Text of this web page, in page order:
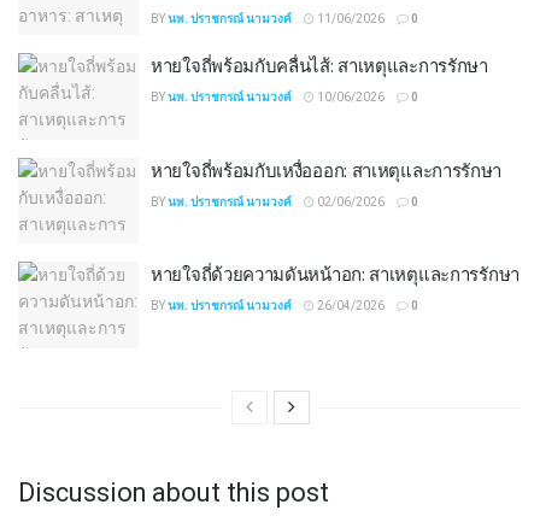
BYนพ. ปราชกรณ์ นามวงค์ 11/06/2026 0
หายใจถี่พร้อมกับคลื่นไส้: สาเหตุและการรักษา
BYนพ. ปราชกรณ์ นามวงค์ 10/06/2026 0
หายใจถี่พร้อมกับเหงื่อออก: สาเหตุและการรักษา
BYนพ. ปราชกรณ์ นามวงค์ 02/06/2026 0
หายใจถี่ด้วยความดันหน้าอก: สาเหตุและการรักษา
BYนพ. ปราชกรณ์ นามวงค์ 26/04/2026 0
Discussion about this post